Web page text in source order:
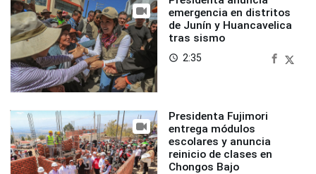
emergencia en distritos
de Junín y Huancavelica
tras sismo
access_time 2:35
Presidenta Fujimori
entrega módulos
escolares y anuncia
reinicio de clases en
Chongos Bajo